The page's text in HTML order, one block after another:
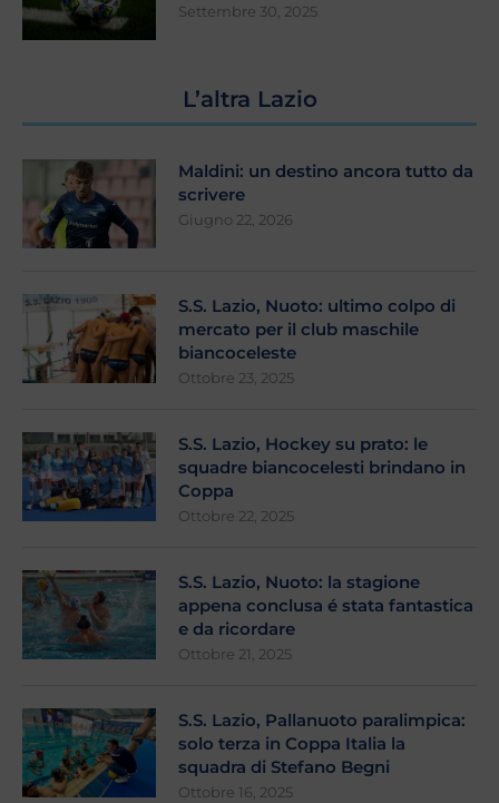
Settembre 30, 2025
L’altra Lazio
Maldini: un destino ancora tutto da
scrivere
Giugno 22, 2026
S.S. Lazio, Nuoto: ultimo colpo di
mercato per il club maschile
biancoceleste
Ottobre 23, 2025
S.S. Lazio, Hockey su prato: le
squadre biancocelesti brindano in
Coppa
Ottobre 22, 2025
S.S. Lazio, Nuoto: la stagione
appena conclusa é stata fantastica
e da ricordare
Ottobre 21, 2025
S.S. Lazio, Pallanuoto paralimpica:
solo terza in Coppa Italia la
squadra di Stefano Begni
Ottobre 16, 2025